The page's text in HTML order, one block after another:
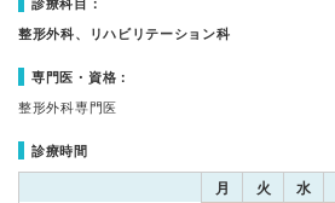
診療科目：
整形外科、リハビリテーション科
専門医・資格：
整形外科専門医
診療時間
月 火 水